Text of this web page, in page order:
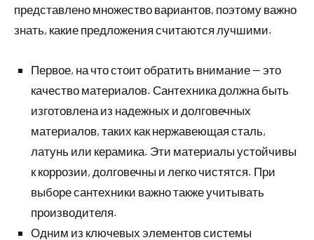
представлено множество вариантов, поэтому важно
знать, какие предложения считаются лучшими.
Первое, на что стоит обратить внимание — это
качество материалов. Сантехника должна быть
изготовлена из надежных и долговечных
материалов, таких как нержавеющая сталь,
латунь или керамика. Эти материалы устойчивы
к коррозии, долговечны и легко чистятся. При
выборе сантехники важно также учитывать
производителя.
Одним из ключевых элементов системы